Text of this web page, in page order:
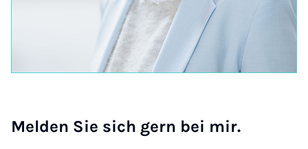
Melden Sie sich gern bei mir.